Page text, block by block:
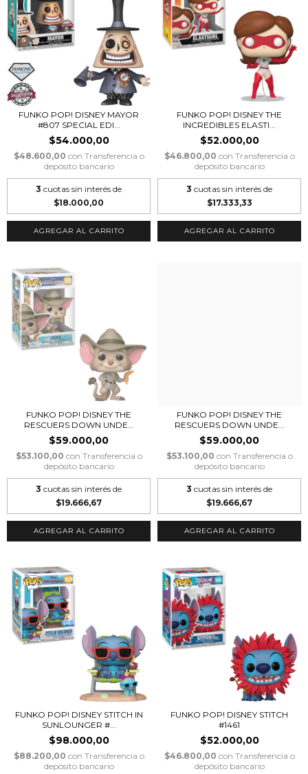
FUNKO POP! DISNEY MAYOR
#807 SPECIAL EDI...
$54.000,00
$48.600,00 con Transferencia o
depósito bancario
3 cuotas sin interés de
$18.000,00
FUNKO POP! DISNEY THE
INCREDIBLES ELASTI...
$52.000,00
$46.800,00 con Transferencia o
depósito bancario
3 cuotas sin interés de
$17.333,33
FUNKO POP! DISNEY THE
RESCUERS DOWN UNDE...
$59.000,00
$53.100,00 con Transferencia o
depósito bancario
3 cuotas sin interés de
$19.666,67
FUNKO POP! DISNEY THE
RESCUERS DOWN UNDE...
$59.000,00
$53.100,00 con Transferencia o
depósito bancario
3 cuotas sin interés de
$19.666,67
FUNKO POP! DISNEY STITCH IN
SUNLOUNGER #...
$98.000,00
$88.200,00 con Transferencia o
depósito bancario
FUNKO POP! DISNEY STITCH
#1461
$52.000,00
$46.800,00 con Transferencia o
depósito bancario